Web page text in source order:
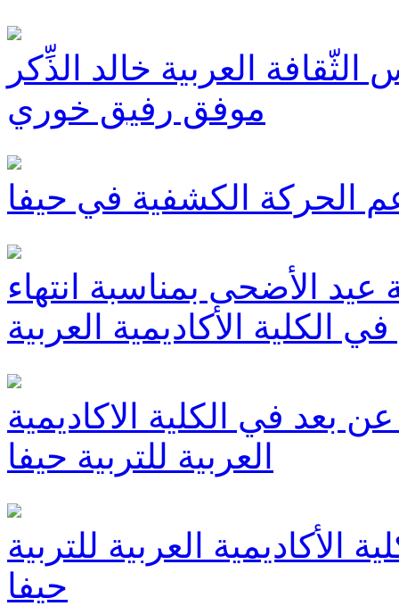
العربية خالد الذِّكر
موفق رفيق خوري
الحركة الكشفية في حيفا
الأضحى بمناسبة انتهاء
الكلية الأكاديمية العربية
بعد في الكلية الاكاديمية
العربية للتربية حيفا
العربية للتربية
حيفا